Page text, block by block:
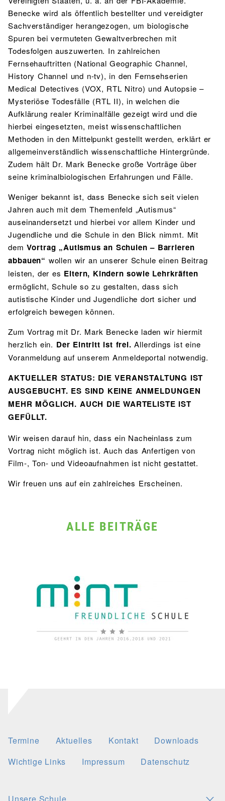
Benecke wird als öffentlich bestellter und vereidigter
Sachverständiger herangezogen, um biologische
Spuren bei vermuteten Gewaltverbrechen mit
Todesfolgen auszuwerten. In zahlreichen
Fernsehauftritten (National Geographic Channel,
History Channel und n-tv), in den Fernsehserien
Medical Detectives (VOX, RTL Nitro) und Autopsie –
Mysteriöse Todesfälle (RTL II), in welchen die
Aufklärung realer Kriminalfälle gezeigt wird und die
hierbei eingesetzten, meist wissenschaftlichen
Methoden in den Mittelpunkt gestellt werden, erklärt er
allgemeinverständlich wissenschaftliche Hintergründe.
Zudem hält Dr. Mark Benecke große Vorträge über
seine kriminalbiologischen Erfahrungen und Fälle.
Weniger bekannt ist, dass Benecke sich seit vielen
Jahren auch mit dem Themenfeld „Autismus“
auseinandersetzt und hierbei vor allem Kinder und
Jugendliche und die Schule in den Blick nimmt. Mit
demVortrag „Autismus an Schulen – Barrieren
abbauen“ wollen wir an unserer Schule einen Beitrag
leisten, der es Eltern, Kindern sowie Lehrkräften
ermöglicht, Schule so zu gestalten, dass sich
autistische Kinder und Jugendliche dort sicher und
erfolgreich bewegen können.
Zum Vortrag mit Dr. Mark Benecke laden wir hiermit
herzlich ein. Der Eintritt ist frei. Allerdings ist eine
Voranmeldung auf unserem Anmeldeportal notwendig.
AKTUELLER STATUS: DIE VERANSTALTUNG IST
AUSGEBUCHT. ES SIND KEINE ANMELDUNGEN
MEHR MÖGLICH. AUCH DIE WARTELISTE IST
GEFÜLLT.
Wir weisen darauf hin, dass ein Nacheinlass zum
Vortrag nicht möglich ist. Auch das Anfertigen von
Film-, Ton- und Videoaufnahmen ist nicht gestattet.
Wir freuen uns auf ein zahlreiches Erscheinen.
ALLE BEITRÄGE
Termine Aktuelles Kontakt
Downloads
Wichtige Links
Impressum Datenschutz